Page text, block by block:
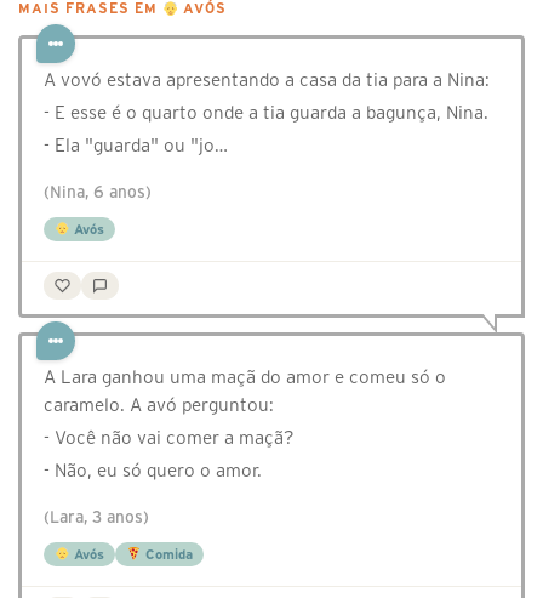
MAIS FRASES EM AVÓS
A vovó estava apresentando a casa da tia para a Nina:
- E esse é o quarto onde a tia guarda a bagunça, Nina.
- Ela "guarda" ou "jo…
(Nina, 6 anos)
Avós
A Lara ganhou uma maçã do amor e comeu só o
caramelo. A avó perguntou:
- Você não vai comer a maçã?
- Não, eu só quero o amor.
(Lara, 3 anos)
Avós Comida